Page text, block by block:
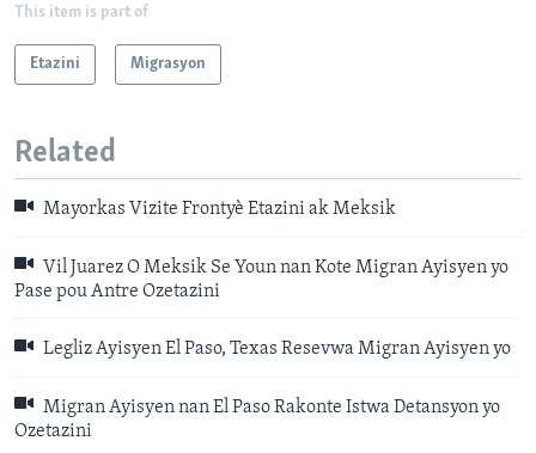
This item is part of
Etazini Migrasyon
Related
Mayorkas Vizite Frontyè Etazini ak Meksik
Vil Juarez O Meksik Se Youn nan Kote Migran Ayisyen yo
Pase pou Antre Ozetazini
Legliz Ayisyen El Paso, Texas Resevwa Migran Ayisyen yo
Migran Ayisyen nan El Paso Rakonte Istwa Detansyon yo
Ozetazini